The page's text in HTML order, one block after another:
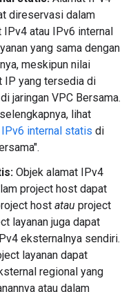
direservasi dalam
IPv4 atau IPv6 internal
yang sama dengan
meskipun nilai
IP yang tersedia di
jaringan VPC Bersama.
lihat
internal statis di
Objek alamat IPv4
project host dapat
host atau project
layanan juga dapat
eksternalnya sendiri.
layanan dapat
regional yang
atau dalam